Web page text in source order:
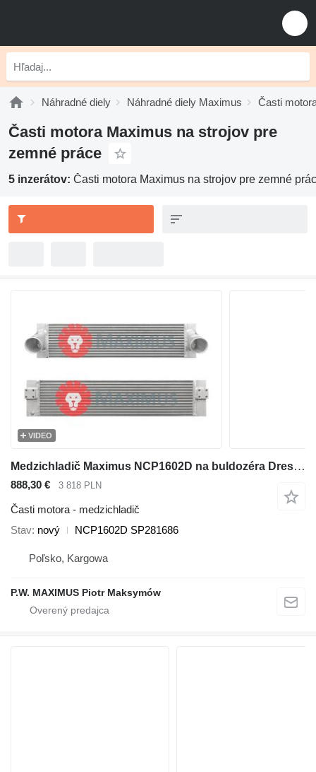
Náhradné diely Náhradné diely Maximus Časti
Časti motora Maximus na strojov pre
zemné práce
5 inzerátov: Časti motora Maximus na strojov pre zemné
VIDEO
Medzichladič Maximus NCP1602D na buldozéra Dressta TD-20
888,30 € 3 818 PLN
Časti motora - medzichladič
Stav nový NCP1602D SP281686
Poľsko, Kargowa
P.W. MAXIMUS Piotr Maksymów